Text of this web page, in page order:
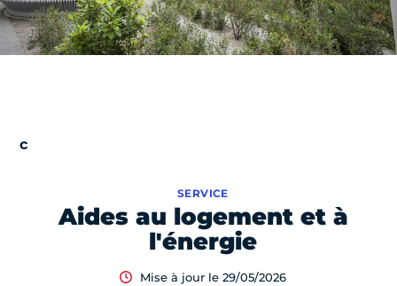
Aides au logement et à
l'énergie
SERVICE
Mise à jour le 29/05/2026